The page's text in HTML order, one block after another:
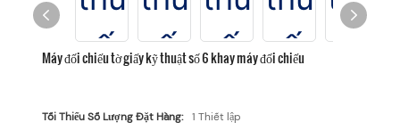
Máy đối chiếu tờ giấy kỹ thuật số 6 khay máy đối chiếu
Tối Thiểu Số Lượng Đặt Hàng:
1 Thiết lập